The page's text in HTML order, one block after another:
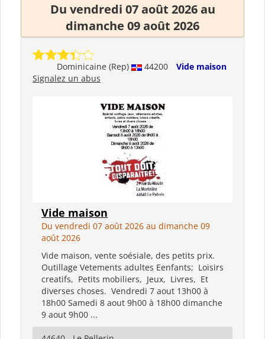
Du vendredi 07 août 2026 au
dimanche 09 août 2026
Dominicaine (Rep) 44200
Vide maison
Signalez un abus
Vide maison
Du vendredi 07 août 2026 au dimanche 09
août 2026
Vide maison, vente soésiale, des petits prix.
Outillage Vetements adultes Eenfants; Loisirs
creatifs, Petits mobiliers, Jeux, Livres, Et
diverses choses. Vendredi 7 aout 13h00 à
18h00 Samedi 8 aout 9h00 à 18h00 dimanche
9 aout 9h00 ...